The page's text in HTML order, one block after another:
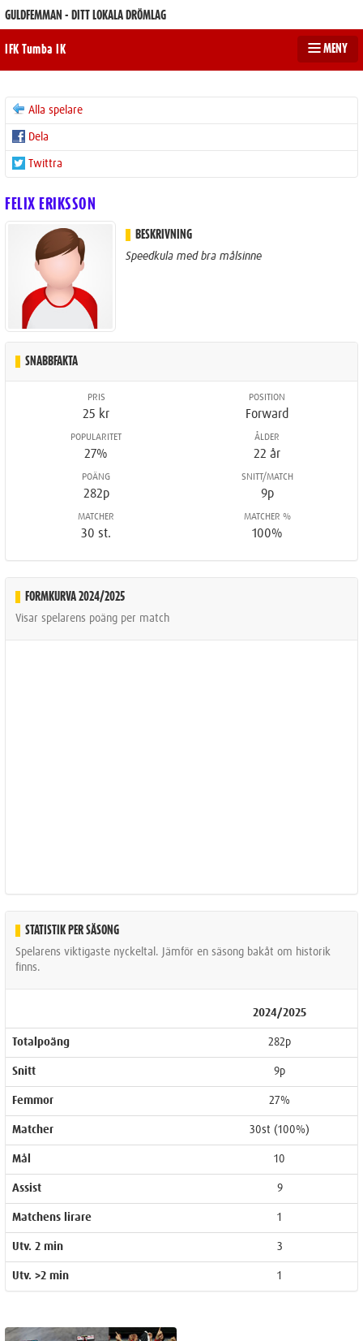
GULDFEMMAN - DITT LOKALA DRÖMLAG
IFK Tumba IK MENY
Alla spelare
Dela
Twittra
FELIX ERIKSSON
BESKRIVNING
Speedkula med bra målsinne
SNABBFAKTA
PRIS
25 kr
POPULARITET
27%
POÄNG
282p
MATCHER
30 st.
POSITION
Forward
ÅLDER
22 år
SNITT/MATCH
9p
MATCHER %
100%
FORMKURVA 2024/2025
Visar spelarens poäng per match
STATISTIK PER SÄSONG
Spelarens viktigaste nyckeltal. Jämför en säsong bakåt om historik
finns.
2024/2025
Totalpoäng 282p
Snitt 9p
Femmor 27%
Matcher 30st (100%)
Mål 10
Assist 9
Matchens lirare 1
Utv. 2 min 3
Utv. >2 min 1